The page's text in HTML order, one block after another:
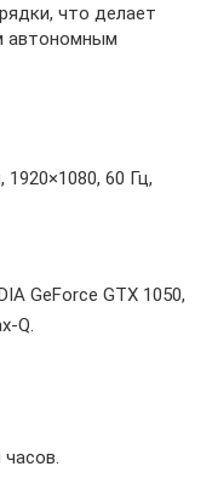
что делает
автономным
60 Гц,
GeForce GTX 1050,
Q.